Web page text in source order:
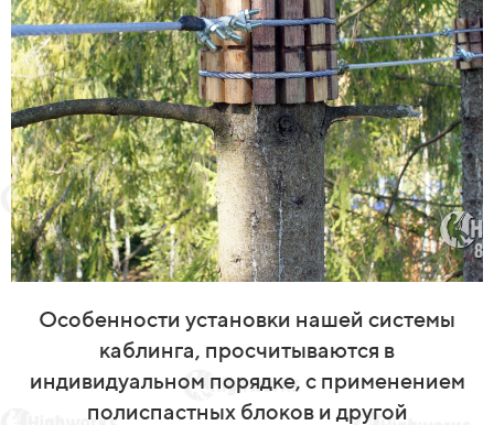
Особенности установки нашей системы
каблинга, просчитываются в
индивидуальном порядке, с применением
полиспастных блоков и другой